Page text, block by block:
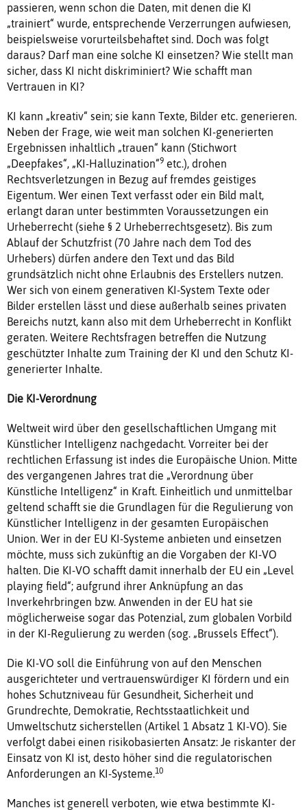
passieren, wenn schon die Daten, mit denen die KI
„trainiert“ wurde, entsprechende Verzerrungen aufwiesen,
beispielsweise vorurteilsbehaftet sind. Doch was folgt
daraus? Darf man eine solche KI einsetzen? Wie stellt man
sicher, dass KI nicht diskriminiert? Wie schafft man
Vertrauen in KI?
KI kann „kreativ“ sein; sie kann Texte, Bilder etc. generieren.
Neben der Frage, wie weit man solchen KI-generierten
Ergebnissen inhaltlich „trauen“ kann (Stichwort
„Deepfakes“, „KI-Halluzination“9 etc.), drohen
Rechtsverletzungen in Bezug auf fremdes geistiges
Eigentum. Wer einen Text verfasst oder ein Bild malt,
erlangt daran unter bestimmten Voraussetzungen ein
Urheberrecht (siehe § 2 Urheberrechtsgesetz). Bis zum
Ablauf der Schutzfrist (70 Jahre nach dem Tod des
Urhebers) dürfen andere den Text und das Bild
grundsätzlich nicht ohne Erlaubnis des Erstellers nutzen.
Wer sich von einem generativen KI-System Texte oder
Bilder erstellen lässt und diese außerhalb seines privaten
Bereichs nutzt, kann also mit dem Urheberrecht in Konflikt
geraten. Weitere Rechtsfragen betreffen die Nutzung
geschützter Inhalte zum Training der KI und den Schutz KI-
generierter Inhalte.
Die KI-Verordnung
Weltweit wird über den gesellschaftlichen Umgang mit
Künstlicher Intelligenz nachgedacht. Vorreiter bei der
rechtlichen Erfassung ist indes die Europäische Union. Mitte
des vergangenen Jahres trat die „Verordnung über
Künstliche Intelligenz“ in Kraft. Einheitlich und unmittelbar
geltend schafft sie die Grundlagen für die Regulierung von
Künstlicher Intelligenz in der gesamten Europäischen
Union. Wer in der EU KI-Systeme anbieten und einsetzen
möchte, muss sich zukünftig an die Vorgaben der KI-VO
halten. Die KI-VO schafft damit innerhalb der EU ein „Level
playing field“; aufgrund ihrer Anknüpfung an das
Inverkehrbringen bzw. Anwenden in der EU hat sie
möglicherweise sogar das Potenzial, zum globalen Vorbild
in der KI-Regulierung zu werden (sog. „Brussels Effect“).
Die KI-VO soll die Einführung von auf den Menschen
ausgerichteter und vertrauenswürdiger KI fördern und ein
hohes Schutzniveau für Gesundheit, Sicherheit und
Grundrechte, Demokratie, Rechtsstaatlichkeit und
Umweltschutz sicherstellen (Artikel 1 Absatz 1 KI-VO). Sie
verfolgt dabei einen risikobasierten Ansatz: Je riskanter der
Einsatz von KI ist, desto höher sind die regulatorischen
Anforderungen an KI-Systeme.10
Manches ist generell verboten, wie etwa bestimmte KI-